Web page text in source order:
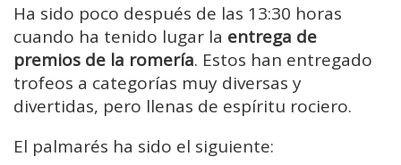
Ha sido poco después de las 13:30 horas
cuando ha tenido lugar la entrega de
premios de la romería. Estos han entregado
trofeos a categorías muy diversas y
divertidas, pero llenas de espíritu rociero.
El palmarés ha sido el siguiente: